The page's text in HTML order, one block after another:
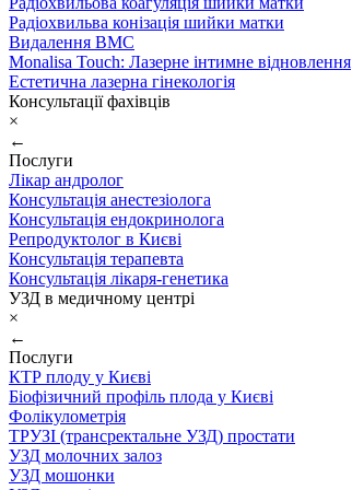
Радіохвильва конізація шийки матки
Видалення ВМС
Monalisa Touch: Лазерне інтимне відновлення
Естетична лазерна гінекологія
Консультації фахівців
×
←
Послуги
Лікар андролог
Консультація анестезіолога
Консультація ендокринолога
Репродуктолог в Києві
Консультація терапевта
Консультація лікаря-генетика
УЗД в медичному центрі
×
←
Послуги
КТР плоду у Києві
Біофізичний профіль плода у Києві
Фолікулометрія
ТРУЗІ (трансректальне УЗД) простати
УЗД молочних залоз
УЗД мошонки